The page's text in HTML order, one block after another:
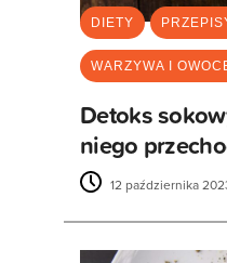
DIETY
WARZYWA I
Detoks
niego
12 października